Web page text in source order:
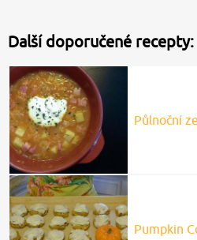
Další doporučené recepty:
Půlnoční
Pumpkin